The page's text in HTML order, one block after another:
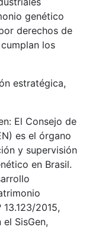
genético
derechos de
los
estratégica,
El Consejo de
es el órgano
y supervisión
en Brasil.
2015,
SisGen,